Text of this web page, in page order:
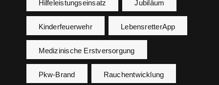
Hilfeleistungseinsatz Jubiläum
Kinderfeuerwehr LebensretterApp
Medizinische Erstversorgung
Pkw-Brand Rauchentwicklung